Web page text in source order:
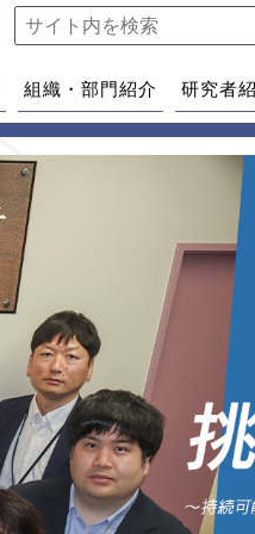
組織・部門紹介 研究者